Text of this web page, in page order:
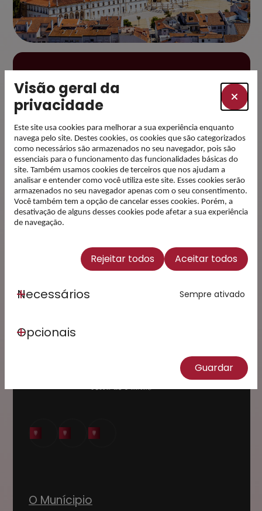
Subscreva a nossa
newsletter e esteja a
par das novidades
Email
Li e Concordo com aPolítica
de Privacidade(Obrigatório)
Este site está protegido pelo reCAPTCHA e
aplicam-se a
Política de Privacidade e osTermos
da Google.
O Munícipio
Visão geral da
privacidade
Este site usa cookies para melhorar a sua experiência enquanto
navega pelo site. Destes cookies, os cookies que são categorizados
como necessários são armazenados no seu navegador, pois são
essenciais para o funcionamento das funcionalidades básicas do
site. Também usamos cookies de terceiros que nos ajudam a
analisar e entender como você utiliza este site. Esses cookies serão
armazenados no seu navegador apenas com o seu consentimento.
Você também tem a opção de cancelar esses cookies. Porém, a
desativação de alguns desses cookies pode afetar a sua experiência
de navegação.
Rejeitar todos Aceitar todos
Necessários Sempre ativado
Opcionais
Guardar